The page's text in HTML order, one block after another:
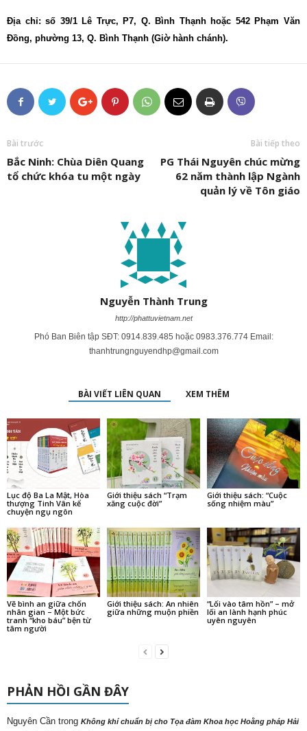
Địa chỉ: số 39/1 Lê Trực, P7, Q. Bình Thạnh hoặc 542 Phạm Văn
Đồng, phường 13, Q. Bình Thạnh (Giờ hành chánh).
Bài trước
Bắc Ninh: Chùa Diên Quang
tổ chức khóa tu một ngày
Bài tiếp theo
PG Thái Nguyên chúc mừng
62 năm thành lập Ngành
quản lý về Tôn giáo
Nguyễn Thành Trung
http://phattuvietnam.net
Phó Ban Biên tập SĐT: 0914.839.485 hoặc 0983.376.774 Email:
thanhtrungnguyendhp@gmail.com
BÀI VIẾT LIÊN QUAN XEM THÊM
Lục độ Ba La Mật, Hòa
thượng Tinh Vân kể
chuyện ngụ ngôn
Giới thiệu sách “Trạm
xăng cuộc đời”
Giới thiệu sách: “Cuộc
sống nhiệm màu”
Vẽ bình an giữa chốn
nhân gian – Một bức
tranh “kho báu” bện từ
tâm người
Giới thiệu sách: An nhiên
giữa những muộn phiền
“Lối vào tâm hồn” – mở
lối an lành hạnh phúc
uyên nguyên
PHẢN HỒI GẦN ĐÂY
Nguyên Cần trong Không khí chuẩn bị cho Tọa đàm Khoa học Hoằng pháp Hải